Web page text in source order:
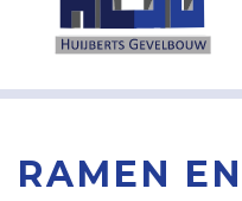
RAMEN